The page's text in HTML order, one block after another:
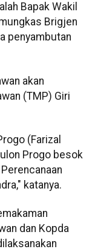
Bapak Wakil
Brigjen
penyambutan
akan
(TMP) Giri
(Farizal
Progo besok
katanya.
dan Kopda